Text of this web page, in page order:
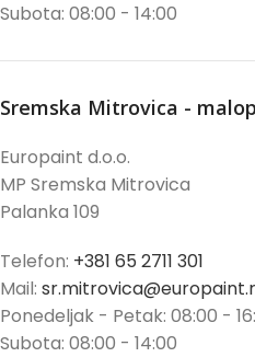
Subota: 08:00 - 14:00
Sremska Mitrovica -
Europaint d.o.o.
MP Sremska Mitrovica
Palanka 109
Telefon: +381 65 2711 301
Mail:
Ponedeljak - Petak: 08:00 -
Subota: 08:00 - 14:00